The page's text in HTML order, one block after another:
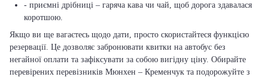
- приємні дрібниці – гаряча кава чи чай, щоб дорога здавалася
коротшою.
Якщо ви ще вагаєтесь щодо дати, просто скористайтеся функцією
резервації. Це дозволяє забронювати квитки на автобус без
негайної оплати та зафіксувати за собою вигідну ціну. Обирайте
перевірених перевізників Мюнхен – Кременчук та подорожуйте з